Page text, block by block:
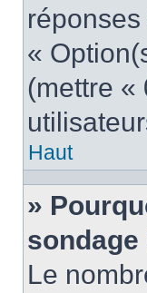
«
(mettre «
Haut
»
sondage
Le